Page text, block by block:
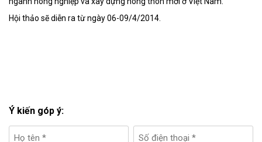
Hội thảo sẽ diễn ra từ ngày 06-09/4/2014.
Ý kiến góp ý: